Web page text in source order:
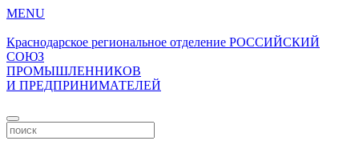
MENU
Краснодарское региональное отделение РОССИЙСКИЙ
СОЮЗ
ПРОМЫШЛЕННИКОВ
И ПРЕДПРИНИМАТЕЛЕЙ